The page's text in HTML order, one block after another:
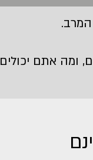
ומה אתם יכולים